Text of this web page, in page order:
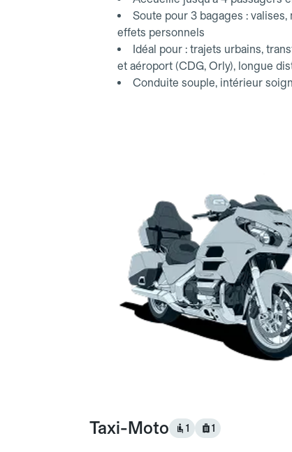
Soute pour 3 bagages : valises,
effets personnels
Idéal pour : trajets urbains,
et aéroport (CDG, Orly), longue
Conduite souple, intérieur
Taxi-Moto 1 1